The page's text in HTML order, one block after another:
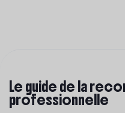
Le guide de la
professionnelle